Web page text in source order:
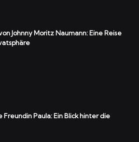
Johnny Moritz Naumann: Eine Reise
Freundin Paula: Ein Blick hinter die